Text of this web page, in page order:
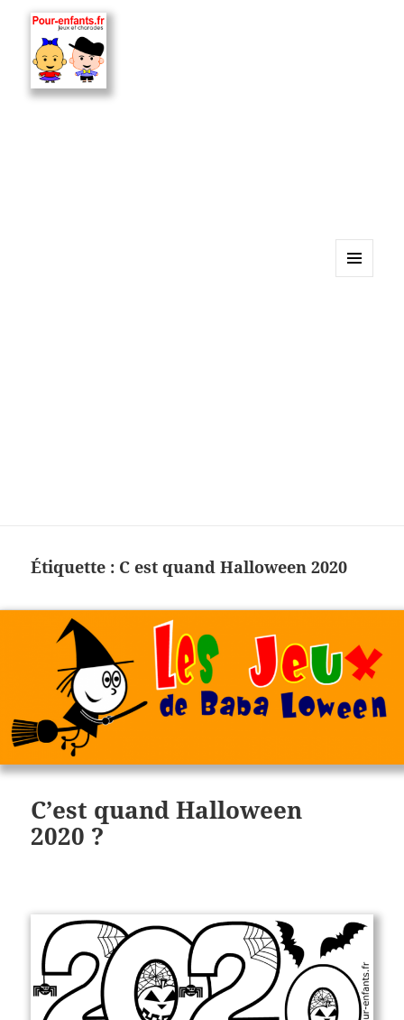
devinettes, pour enfants.
Étiquette : C est quand Halloween 2020
C’est quand Halloween
2020 ?